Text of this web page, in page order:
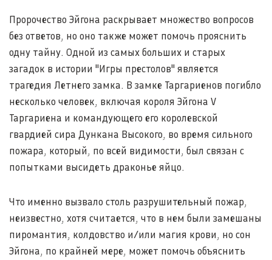
Пророчество Эйгона раскрывает множество вопросов
без ответов, но оно также может помочь прояснить
одну тайну. Одной из самых больших и старых
загадок в истории "Игры престолов" является
трагедия Летнего замка. В замке Таргариенов погибло
несколько человек, включая короля Эйгона V
Таргариена и командующего его королевской
гвардией сира Дункана Высокого, во время сильного
пожара, который, по всей видимости, был связан с
попытками высидеть драконье яйцо.
Что именно вызвало столь разрушительный пожар,
неизвестно, хотя считается, что в нем были замешаны
пиромантия, колдовство и/или магия крови, но сон
Эйгона, по крайней мере, может помочь объяснить